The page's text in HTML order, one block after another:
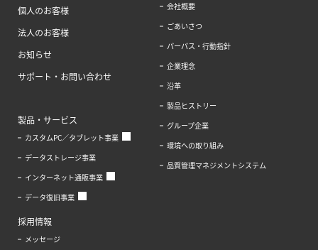
個人のお客様
法人のお客様
お知らせ
サポート・お問い合わせ
製品・サービス
カスタムPC／タブレット事業
データストレージ事業
インターネット通販事業
データ復旧事業
会社概要
ごあいさつ
パーパス・行動指針
企業理念
沿革
製品ヒストリー
グループ企業
環境への取り組み
品質管理マネジメントシステム
採用情報
メッセージ